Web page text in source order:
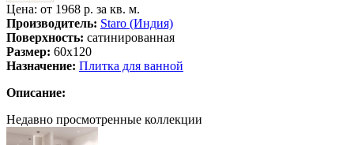
Цена: от 1968 р. за кв. м.
Производитель: Staro (Индия)
Поверхность: сатинированная
Размер: 60х120
Назначение: Плитка для ванной
Описание:
Недавно просмотренные коллекции